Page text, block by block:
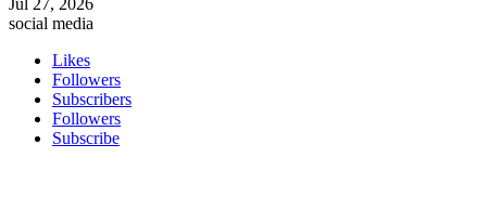
social media
Likes
Followers
Subscribers
Followers
Subscribe